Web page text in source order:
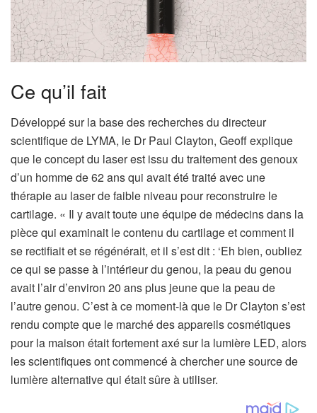
Ce qu’il fait
Développé sur la base des recherches du directeur
scientifique de LYMA, le Dr Paul Clayton, Geoff explique
que le concept du laser est issu du traitement des genoux
d’un homme de 62 ans qui avait été traité avec une
thérapie au laser de faible niveau pour reconstruire le
cartilage. « Il y avait toute une équipe de médecins dans la
pièce qui examinait le contenu du cartilage et comment il
se rectifiait et se régénérait, et il s’est dit : ‘Eh bien, oubliez
ce qui se passe à l’intérieur du genou, la peau du genou
avait l’air d’environ 20 ans plus jeune que la peau de
l’autre genou. C’est à ce moment-là que le Dr Clayton s’est
rendu compte que le marché des appareils cosmétiques
pour la maison était fortement axé sur la lumière LED, alors
les scientifiques ont commencé à chercher une source de
lumière alternative qui était sûre à utiliser.